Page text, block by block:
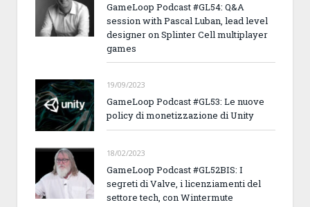
GameLoop Podcast #GL54: Q&A
session with Pascal Luban, lead level
designer on Splinter Cell multiplayer
games
19/09/2023
GameLoop Podcast #GL53: Le nuove
policy di monetizzazione di Unity
18/02/2023
GameLoop Podcast #GL52BIS: I
segreti di Valve, i licenziamenti del
settore tech, con Wintermute